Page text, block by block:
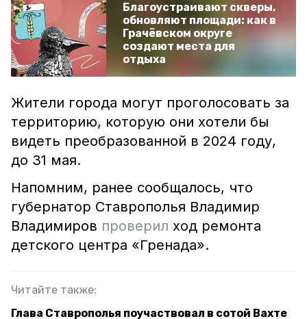
Благоустраивают скверы,
обновляют площади: как в
Грачёвском округе
создают места для
отдыха
Жители города могут проголосовать за
территорию, которую они хотели бы
видеть преобразованной в 2024 году,
до 31 мая.
Напомним, ранее сообщалось, что
губернатор Ставрополья Владимир
Владимиров проверил ход ремонта
детского центра «Гренада».
Читайте также:
Глава Ставрополья поучаствовал в сотой Вахте